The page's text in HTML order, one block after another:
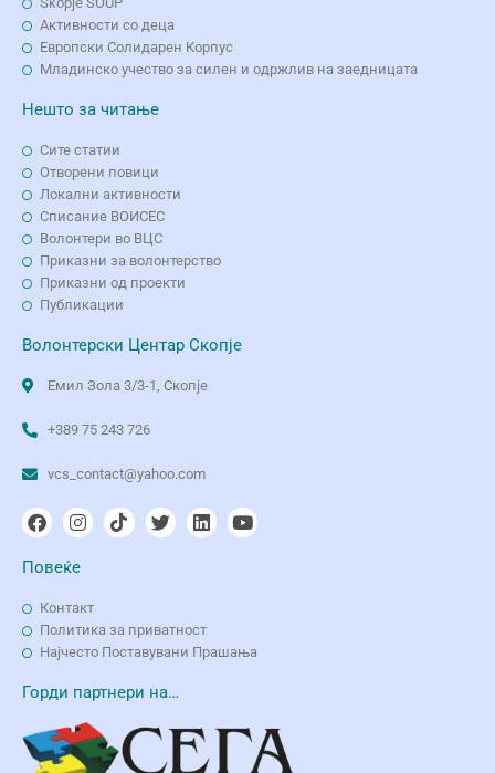
Активности со деца
Европски Солидарен Корпус
Младинско учество за силен и одржлив на заедницата
Нешто за читање
Сите статии
Отворени повици
Локални активности
Списание ВОИСЕС
Волонтери во ВЦС
Приказни за волонтерство
Приказни од проекти
Публикации
Волонтерски Центар Скопје
Емил Зола 3/3-1, Скопје
+389 75 243 726
vcs_contact@yahoo.com
Повеќе
Контакт
Политика за приватност
Најчесто Поставувани Прашања
Горди партнери на…